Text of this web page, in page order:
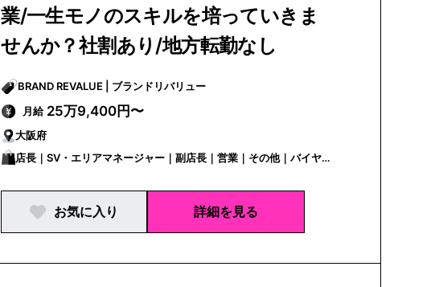
業/一生モノのスキルを培っていきま
せんか？社割あり/地方転勤なし
BRAND REVALUE | ブランドリバリュー
月給 25万9,400円〜
大阪府
店長｜SV・エリアマネージャー｜副店長｜営業｜その他｜バイヤ
お気に入り 詳細を見る